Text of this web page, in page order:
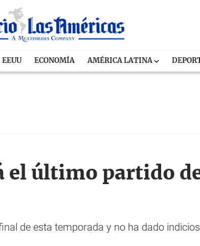
EEUU ECONOMÍA AMÉRICA LATINA
el último partido
de esta temporada y no ha dado